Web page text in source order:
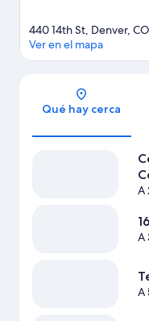
440 14th St, Denver,
Ver en el mapa
Qué hay cerca
A
A
A